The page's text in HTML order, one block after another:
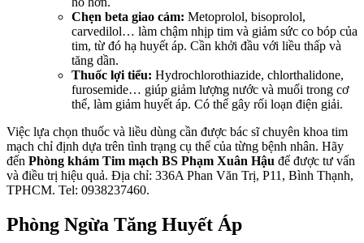
Chẹn beta giao cảm: Metoprolol, bisoprolol,
carvedilol… làm chậm nhịp tim và giảm sức co bóp của
tim, từ đó hạ huyết áp. Cần khởi đầu với liều thấp và
tăng dần.
Thuốc lợi tiểu: Hydrochlorothiazide, chlorthalidone,
furosemide… giúp giảm lượng nước và muối trong cơ
thể, làm giảm huyết áp. Có thể gây rối loạn điện giải.
Việc lựa chọn thuốc và liều dùng cần được bác sĩ chuyên khoa tim
mạch chỉ định dựa trên tình trạng cụ thể của từng bệnh nhân. Hãy
đến Phòng khám Tim mạch BS Phạm Xuân Hậu để được tư vấn
và điều trị hiệu quả. Địa chỉ: 336A Phan Văn Trị, P11, Bình Thạnh,
TPHCM. Tel: 0938237460.
Phòng Ngừa Tăng Huyết Áp